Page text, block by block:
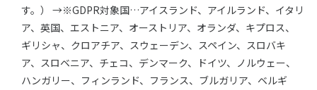
す。） →※GDPR対象国…アイスランド、アイルランド、イタリ
ア、英国、エストニア、オーストリア、オランダ、キプロス、
ギリシャ、クロアチア、スウェーデン、スペイン、スロバキ
ア、スロベニア、チェコ、デンマーク、ドイツ、ノルウェー、
ハンガリー、フィンランド、フランス、ブルガリア、ベルギ